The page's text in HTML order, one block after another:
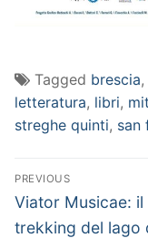
Tagged brescia,
letteratura, libri,
streghe quinti, san
Navigazione
articoli
PREVIOUS
Previous
post:
Viator Musicae: il
trekking del lago